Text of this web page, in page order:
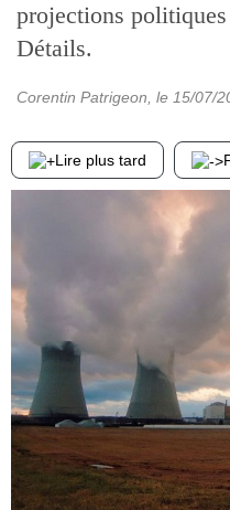
projections
Détails.
Corentin Patrigeon , le 15/07/
Lire plus tard